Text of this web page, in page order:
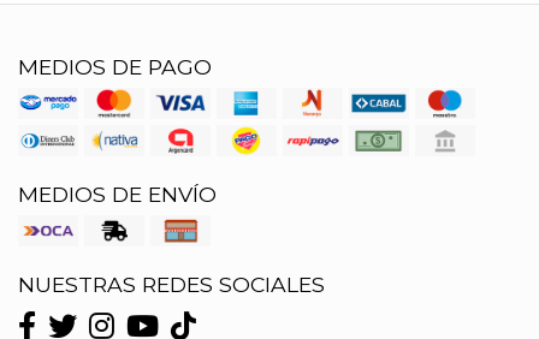
MEDIOS DE PAGO
MEDIOS DE ENVÍO
NUESTRAS REDES SOCIALES